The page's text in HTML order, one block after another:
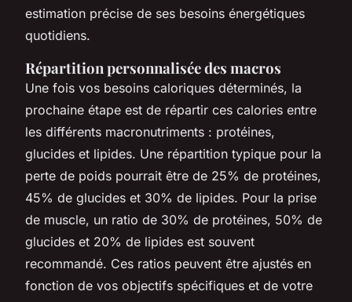
estimation précise de ses besoins énergétiques
quotidiens.
Répartition personnalisée des macros
Une fois vos besoins caloriques déterminés, la
prochaine étape est de répartir ces calories entre
les différents macronutriments : protéines,
glucides et lipides. Une répartition typique pour la
perte de poids pourrait être de 25% de protéines,
45% de glucides et 30% de lipides. Pour la prise
de muscle, un ratio de 30% de protéines, 50% de
glucides et 20% de lipides est souvent
recommandé. Ces ratios peuvent être ajustés en
fonction de vos objectifs spécifiques et de votre